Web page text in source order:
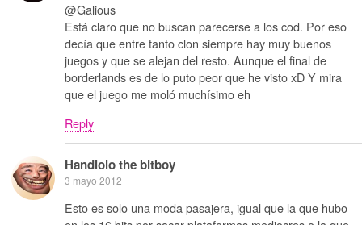
@Galious
Está claro que no buscan parecerse a los cod. Por eso
decía que entre tanto clon siempre hay muy buenos
juegos y que se alejan del resto. Aunque el final de
borderlands es de lo puto peor que he visto xD Y mira
que el juego me moló muchísimo eh
Reply
Handlolo the bitboy
3 mayo 2012
Esto es solo una moda pasajera, igual que la que hubo